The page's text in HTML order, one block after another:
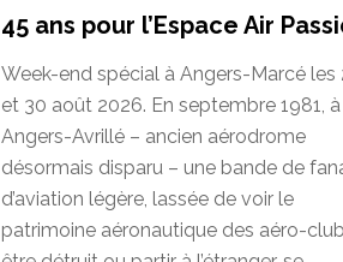
45 ans pour l’Espace Air
Week-end spécial à Angers-Marcé les
et 30 août 2026. En septembre 1981, à
Angers-Avrillé – ancien aérodrome
désormais disparu – une bande de
d’aviation légère, lassée de voir le
patrimoine aéronautique des aéro-